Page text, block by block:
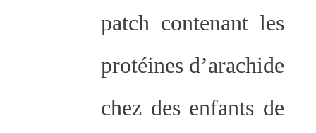
patch contenant les
protéines d’arachide
chez des enfants de